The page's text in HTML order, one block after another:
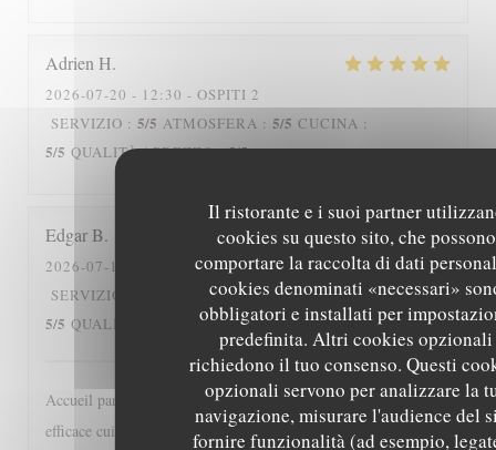
Il ristorante e i suoi partner
cookies su questo sito, che possono
comportare la raccolta di dati
cookies denominati «necessari»
obbligatori e installati per
predefinita. Altri cookies opzionali
richiedono il tuo consenso. Questi
opzionali servono per analizzare la
navigazione, misurare l'audience del
fornire funzionalità (ad esempio,
Adrien H
2026-07-20 - 12:30 - OSPITI 2
SERVIZIO : 5/5 ATMOSFERA : 5/5 CUCINA :
5/5 QUALITÀ / PREZZO: 5/5
Edgar B
2026-07-15
- 12:30 - OSPITI 2
SERVIZIO
ATMOSFERA: 5/5 CUCINA:
5/5 QUALITÀ / PREZZO: 5/5
Accueil particulièrement sympathique, service diligent et
efficace cuisine classique bien réalisée, bref une adresse à